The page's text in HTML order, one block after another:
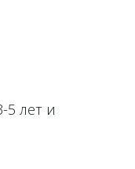
5 лет и